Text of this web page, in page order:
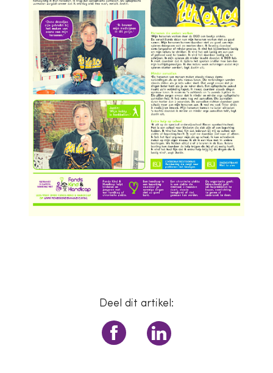
Deel dit artikel: